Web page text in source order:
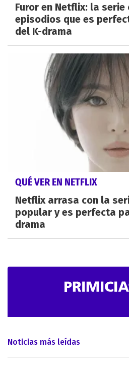
Furor en Netflix: la serie
episodios que es
del K-drama
QUÉ VER EN NETFLIX
Netflix arrasa con la
popular y es perfecta
drama
Noticias más leídas